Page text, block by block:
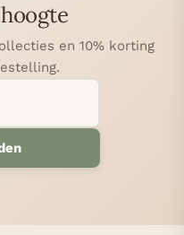
en 10% korting